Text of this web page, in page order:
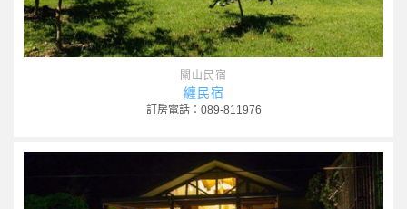
關山民宿
纏民宿
訂房電話：089-811976